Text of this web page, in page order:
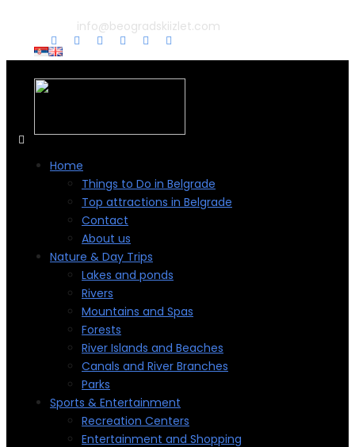
info@beogradskiizlet.com
Home
Things to Do in Belgrade
Top attractions in Belgrade
Contact
About us
Nature & Day Trips
Lakes and ponds
Rivers
Mountains and Spas
Forests
River Islands and Beaches
Canals and River Branches
Parks
Sports & Entertainment
Recreation Centers
Entertainment and Shopping